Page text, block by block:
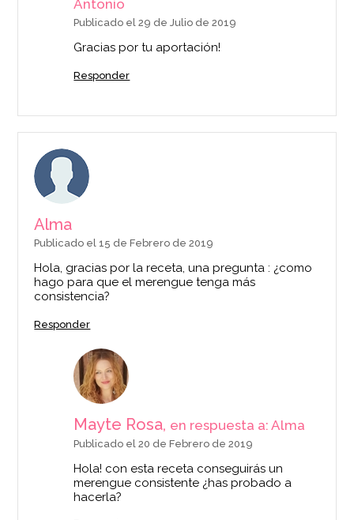
Antonio
Publicado el 29 de Julio de 2019
Gracias por tu aportación!
Responder
Alma
Publicado el 15 de Febrero de 2019
Hola, gracias por la receta, una pregunta : ¿como
hago para que el merengue tenga más
consistencia?
Responder
Mayte Rosa, en respuesta a: Alma
Publicado el 20 de Febrero de 2019
Hola! con esta receta conseguirás un
merengue consistente ¿has probado a
hacerla?